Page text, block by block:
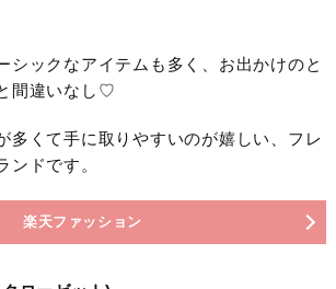
シックなアイテムも多く、お出かけのと
間違いなし♡
多くて手に取りやすいのが嬉しい、フレ
ンドです。
楽天ファッション